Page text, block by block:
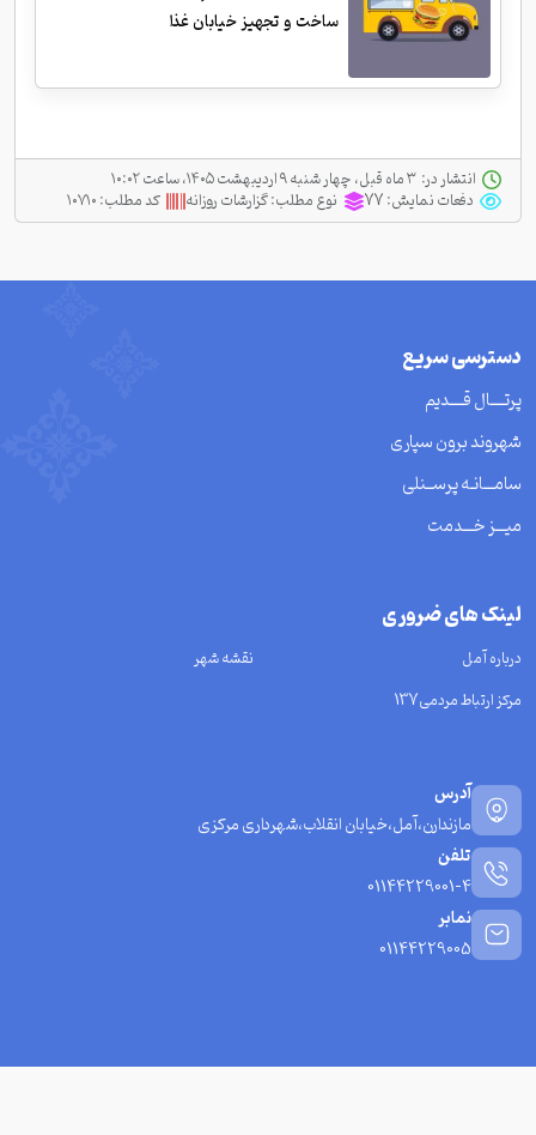
ساخت و تجهیز خیابان غذا
انتشار در:
دفعات نمایش:77 نوع مطلب:گزارشات روزانه کد مطلب:۱۰۷۱۰
دسترسی سریع
پرتــــال قــــدیم
شهروند برون سپاری
سامـــانـه پرســنلی
میـــز خـــدمت
لینک های ضروری
درباره آمل
نقشه شهر
مرکز ارتباط مردمی137
آدرس
مازندارن،آمل،خیابان انقلاب،شهرداری مرکزی
تلفن
01144229001-4
نمابر
01144229005